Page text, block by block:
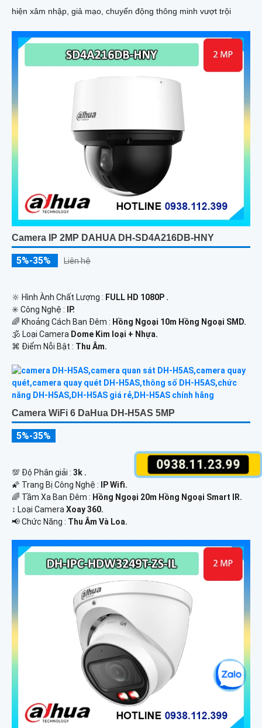
0938.11.23.99
hiện xâm nhập, giả mạo, chuyển động thông minh vượt trội
Camera IP 2MP DAHUA DH-SD4A216DB-HNY
5%-35% Liên hệ
🔆 Hình Ành Chất Lượng : FULL HD 1080P .
✳️ Công Nghệ :
IP.
🌈 Khoảng Cách Ban Đêm : Hồng Ngoại 10m Hồng Ngoại SMD.
🕉️ Loại Camera Dome Kim loại + Nhựa.
️⌘ Điểm Nỗi Bật : Thu Âm.
Camera WiFi 6 DaHua DH-H5AS 5MP
5%-35%
💯 Độ Phân giải : 3k .
🌠 Trang Bị Công Nghệ :
IP Wifi.
🌈 Tầm Xa Ban Đêm : Hồng Ngoại 20m Hồng Ngoại Smart IR.
↕️ Loại CameraXoay 360.
️📢 Chức Năng : Thu Âm Và Loa.